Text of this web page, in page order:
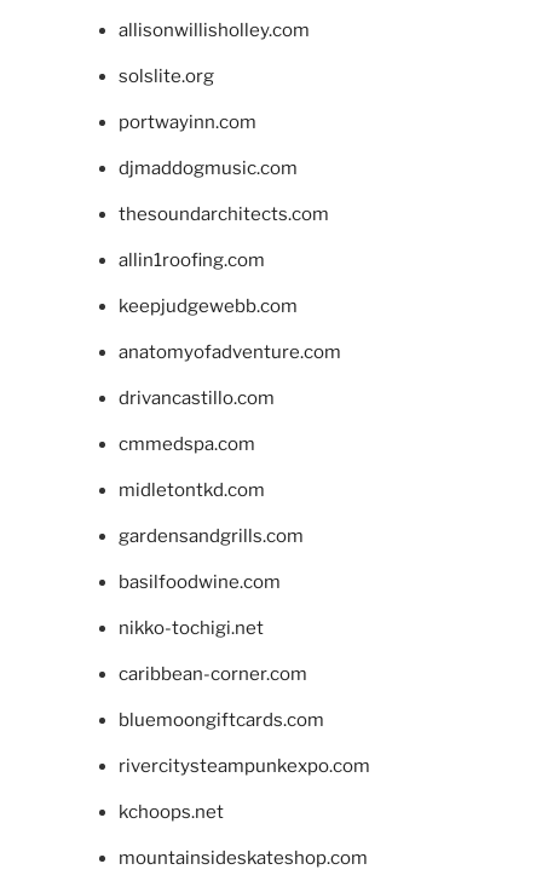
allisonwillisholley.com
solslite.org
portwayinn.com
djmaddogmusic.com
thesoundarchitects.com
allin1roofing.com
keepjudgewebb.com
anatomyofadventure.com
drivancastillo.com
cmmedspa.com
midletontkd.com
gardensandgrills.com
basilfoodwine.com
nikko-tochigi.net
caribbean-corner.com
bluemoongiftcards.com
rivercitysteampunkexpo.com
kchoops.net
mountainsideskateshop.com